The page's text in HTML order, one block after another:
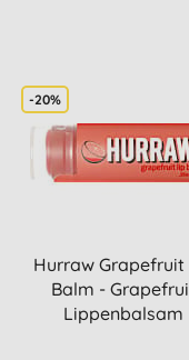
-20%
Hurraw Grapefruit
Balm -
Lippenbalsam